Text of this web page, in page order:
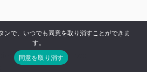
public_html/wp-
ンで、いつでも同意を取り消すことができま
す。
同意を取り消す